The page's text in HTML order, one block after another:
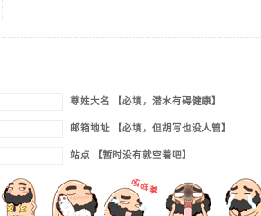
尊姓大名 【必填，潜水有碍健康】
邮箱地址 【必填，但胡写也没人管】
站点 【暂时没有就空着吧】